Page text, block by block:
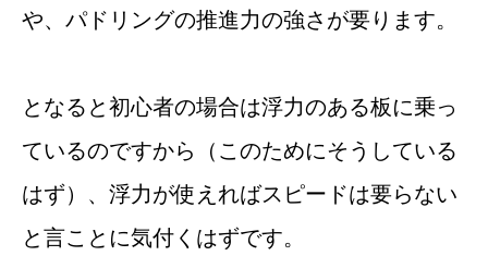
や、パドリングの推進力の強さが要ります。
となると初心者の場合は浮力のある板に乗っ
ているのですから（このためにそうしている
はず）、浮力が使えればスピードは要らない
と言ことに気付くはずです。